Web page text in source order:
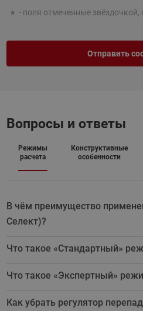
- поля отмеченные
Отправить
Вопросы и ответы
Режимы
расчета
Конструктивные
особенности
В чём преимущество
Селект)?
Что такое «Стандартный»
Что такое «Экспертный»
Как убрать регулятор